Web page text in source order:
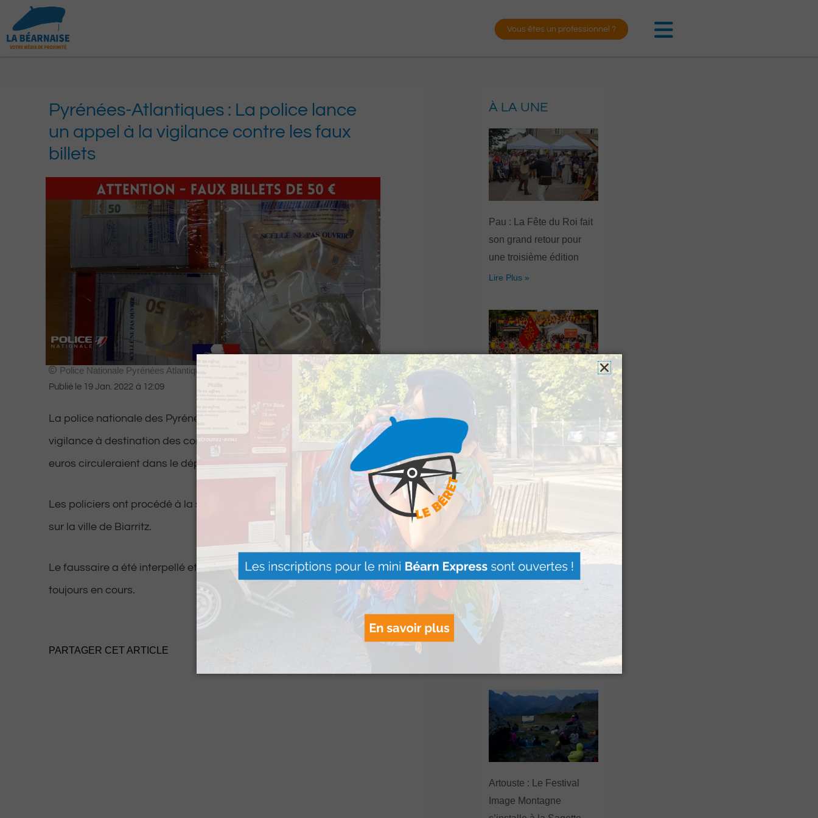
contenu
Vous êtes un professionnel ?
Pyrénées-Atlantiques : La police lance
un appel à la vigilance contre les faux
billets
Police Nationale Pyrénées Atlantiques
Publié le 19 Jan. 2022 à 12:09
La police nationale des Pyrénées-Atlantiques lance un appel à la
vigilance à destination des commerçants. Des faux billets de 50
euros circuleraient dans le département.
Les policiers ont procédé à la saisie de 58 faux billets de 50 euros
sur la ville de Biarritz.
Le faussaire a été interpellé et placé en garde à vue. L’enquête est
toujours en cours.
PARTAGER CET ARTICLE
À LA UNE
Pau : La Fête du Roi fait
son grand retour pour
une troisième édition
Lire Plus »
Hestiv’Òc : Les férias
Béarnaises font leur
grand retour à Pau
Lire Plus »
offert par Version
Voyages pour les grands
Artouste : Le Festival
Image Montagne